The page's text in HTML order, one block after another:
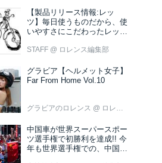
【製品リリース情報:レッ
ツ】毎日使うものだから、使
いやすさにこだわったレッツ
STAFF @ ロレンス編集部
グラビア【ヘルメット女子】
Far From Home Vol.10
グラビアのロレンス @ ロレンス編集部
中国車が世界スーパースポー
ツ選手権で初勝利を達成!! 今
年も世界選手権での、中国車